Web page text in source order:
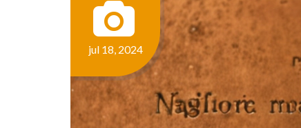
jul 18, 2024